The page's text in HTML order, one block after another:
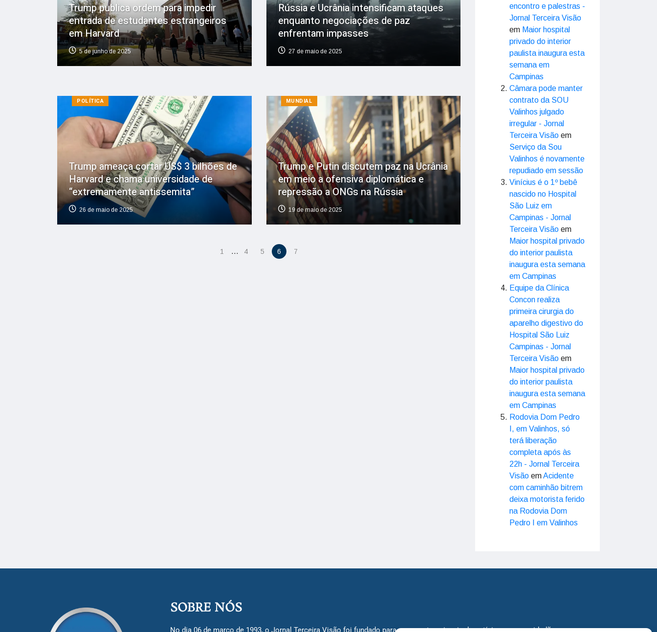
Trump publica ordem para impedir
entrada de estudantes estrangeiros
em Harvard
5 de junho de 2025
Rússia e Ucrânia intensificam ataques
enquanto negociações de paz
enfrentam impasses
27 de maio de 2025
POLÍTICA
Trump ameaça cortar US$ 3 bilhões de
Harvard e chama universidade de
“extremamente antissemita”
26 de maio de 2025
MUNDIAL
Trump e Putin discutem paz na Ucrânia
em meio a ofensiva diplomática e
repressão a ONGs na Rússia
19 de maio de 2025
1 … 4 5 6 7
encontro e palestras -
Jornal Terceira Visão
em Maior hospital
privado do interior
paulista inaugura esta
semana em
Campinas
Câmara pode manter
contrato da SOU
Valinhos julgado
irregular - Jornal
Terceira Visão em
Serviço da Sou
Valinhos é novamente
repudiado em sessão
Vinícius é o 1º bebê
nascido no Hospital
São Luiz em
Campinas - Jornal
Terceira Visão em
Maior hospital privado
do interior paulista
inaugura esta semana
em Campinas
Equipe da Clínica
Concon realiza
primeira cirurgia do
aparelho digestivo do
Hospital São Luiz
Campinas - Jornal
Terceira Visão em
Maior hospital privado
do interior paulista
inaugura esta semana
em Campinas
Rodovia Dom Pedro
I, em Valinhos, só
terá liberação
completa após às
22h - Jornal Terceira
Visão emAcidente
com caminhão bitrem
deixa motorista ferido
na Rodovia Dom
Pedro I em Valinhos
SOBRE NÓS
No dia 06 de março de 1993, o Jornal Terceira Visão foi fundado para ser uma terceira via de notícias para os cidadãos